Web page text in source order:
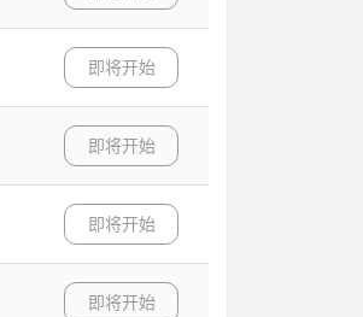
即将开始
即将开始
即将开始
即将开始